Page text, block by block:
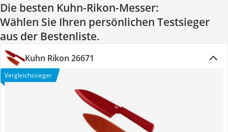
Die besten Kuhn-Rikon-Messer:
Wählen Sie Ihren persönlichen Testsieger
aus der Bestenliste.
Kuhn Rikon 26671
Vergleichssieger